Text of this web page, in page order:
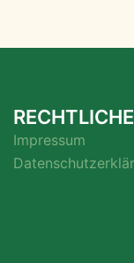
Impressum